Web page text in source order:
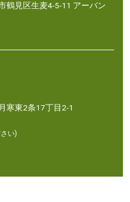
鶴見区生麦4-5-11 アーバン
寒東2条17丁目2-1
い)